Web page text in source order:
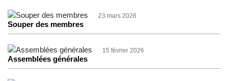
23 mars 2026
Souper des membres
15 février 2026
Assemblées générales